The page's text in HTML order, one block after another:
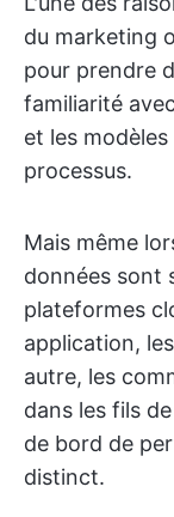
du marketing
pour prendre
familiarité avec
et les
processus.
Mais même
données sont
plateformes
application,
autre, les
dans les fils
de bord de
distinct.